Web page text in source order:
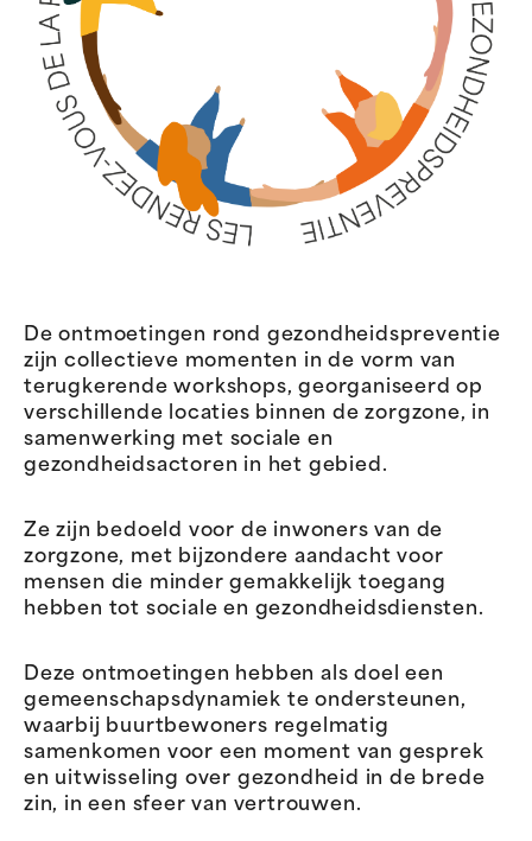
De ontmoetingen rond gezondheidspreventie
zijn collectieve momenten in de vorm van
terugkerende workshops, georganiseerd op
verschillende locaties binnen de zorgzone, in
samenwerking met sociale en
gezondheidsactoren in het gebied.
Ze zijn bedoeld voor de inwoners van de
zorgzone, met bijzondere aandacht voor
mensen die minder gemakkelijk toegang
hebben tot sociale en gezondheidsdiensten.
Deze ontmoetingen hebben als doel een
gemeenschapsdynamiek te ondersteunen,
waarbij buurtbewoners regelmatig
samenkomen voor een moment van gesprek
en uitwisseling over gezondheid in de brede
zin, in een sfeer van vertrouwen.